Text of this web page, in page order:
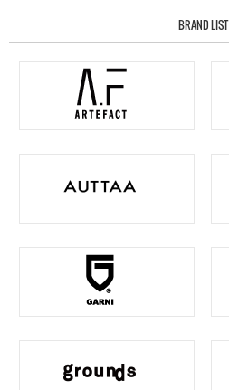
BRAND LIST